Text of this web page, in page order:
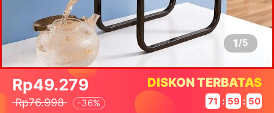
1/5
Rp49.279
Rp76.998 -36%
DISKON TERBATAS
71 : 59 : 50